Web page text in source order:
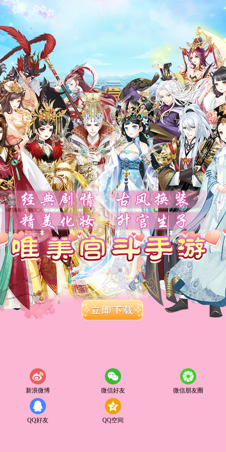
新浪微博 微信好友 微信朋友圈
QQ好友 QQ空间